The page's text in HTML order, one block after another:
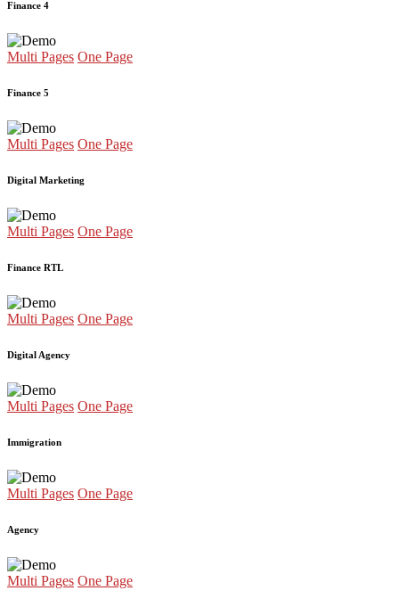
Finance 4
Multi Pages One Page
Finance 5
Multi Pages One Page
Digital Marketing
Multi Pages One Page
Finance RTL
Multi Pages One Page
Digital Agency
Multi Pages One Page
Immigration
Multi Pages One Page
Agency
Multi Pages One Page